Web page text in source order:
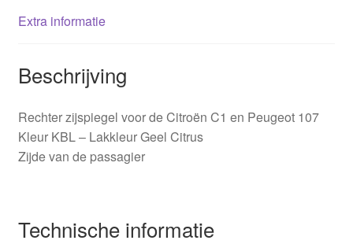
Extra informatie
Beschrijving
Rechter zijspiegel voor de Citroën C1 en Peugeot 107
Kleur KBL – Lakkleur Geel Citrus
Zijde van de passagier
Technische informatie